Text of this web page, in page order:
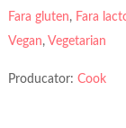
Fara gluten, Fara
Vegan, Vegetarian
Producator: Cook